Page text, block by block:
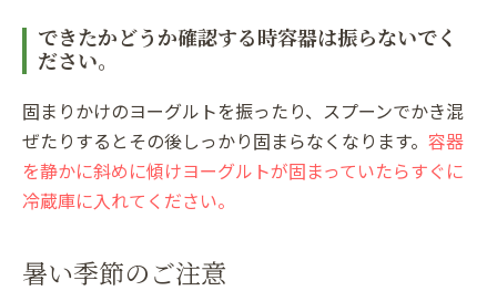
できたかどうか確認する時容器は振らないでく
ださい。
固まりかけのヨーグルトを振ったり、スプーンでかき混
ぜたりするとその後しっかり固まらなくなります。 容器
を静かに斜めに傾けヨーグルトが固まっていたらすぐに
冷蔵庫に入れてください。
暑い季節のご注意